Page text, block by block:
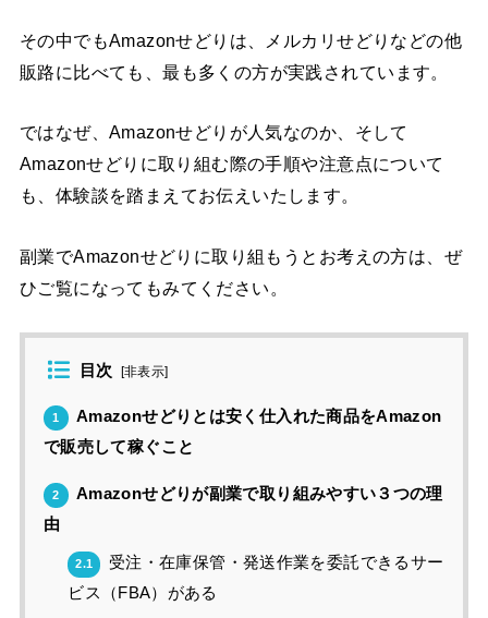
その中でもAmazonせどりは、メルカリせどりなどの他
販路に比べても、最も多くの方が実践されています。
ではなぜ、Amazonせどりが人気なのか、そして
Amazonせどりに取り組む際の手順や注意点について
も、体験談を踏まえてお伝えいたします。
副業でAmazonせどりに取り組もうとお考えの方は、ぜ
ひご覧になってもみてください。
目次 [非表示]
1
Amazonせどりとは安く仕入れた商品をAmazon
で販売して稼ぐこと
2
Amazonせどりが副業で取り組みやすい３つの理
由
2.1
受注・在庫保管・発送作業を委託できるサー
ビス（FBA）がある